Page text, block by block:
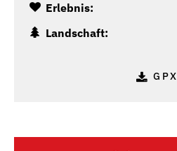
Erlebnis:
Landschaft:
GPX